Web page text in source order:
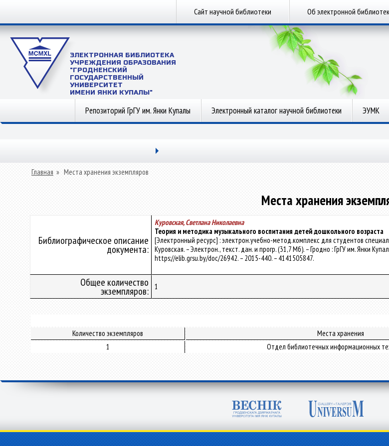
Сайт научной библиотеки Об электронной
ЭЛЕКТРОННАЯ БИБЛИОТЕКА
УЧРЕЖДЕНИЯ ОБРАЗОВАНИЯ
"ГРОДНЕНСКИЙ
ГОСУДАРСТВЕННЫЙ
УНИВЕРСИТЕТ
ИМЕНИ ЯНКИ КУПАЛЫ"
Репозиторий ГрГУ им. Янки Купалы Электронный каталог научной библиотеки ЭУМК
Главная » Места хранения экземпляров
Места хранения
Библиографическое описание
документа:
Куровская, Светлана Николаевна
Теория и методика музыкального воспитания детей дошкольного возраста
[Электронный ресурс] : электрон.учебно-метод.комплекс для студентов
Куровская. – Электрон., текст. дан. и прогр. (31,7 Мб). – Гродно : ГрГУ им. Янки
https://elib.grsu.by/doc/26942. – 2015-440. – 4141505847.
Общее количество
экземпляров: 1
Количество экземпляров Места хранения
1
Отдел библиотечных информационных